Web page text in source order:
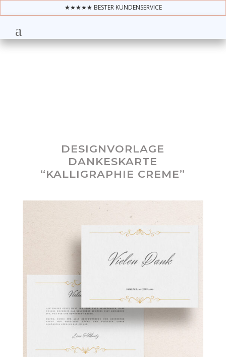
★★★★★ BESTER KUNDENSERVICE
DESIGNVORLAGE
DANKESKARTE
“KALLIGRAPHIE CREME”